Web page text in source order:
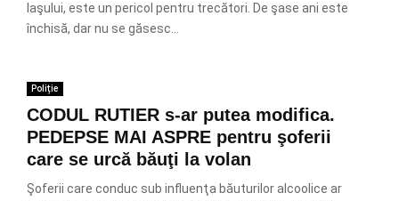
Iaşului, este un pericol pentru trecători. De şase ani este
închisă, dar nu se găsesc...
Poliție
CODUL RUTIER s-ar putea modifica.
PEDEPSE MAI ASPRE pentru şoferii
care se urcă băuţi la volan
Şoferii care conduc sub influenţa băuturilor alcoolice ar